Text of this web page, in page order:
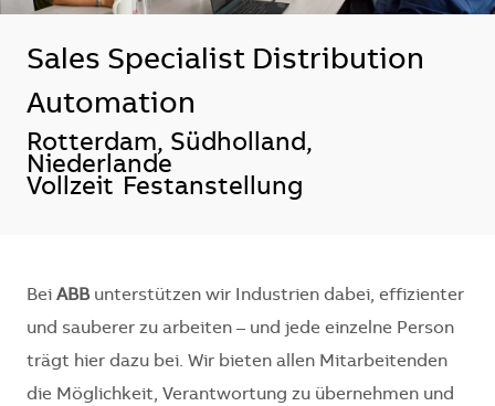
Sales Specialist Distribution
Automation
Standort
Rotterdam, Südholland,
Niederlande
Vollzeit Festanstellung
Bei ABBunterstützen wir Industrien dabei, effizienter
und sauberer zu arbeiten – und jede einzelne Person
trägt hier dazu bei. Wir bieten allen Mitarbeitenden
die Möglichkeit, Verantwortung zu übernehmen und